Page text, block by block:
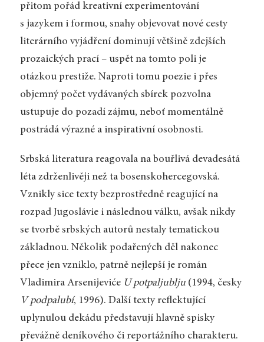
přitom pořád kreativní experimentování
s jazykem i formou, snahy objevovat nové cesty
literárního vyjádření dominují většině zdejších
prozaických prací – uspět na tomto poli je
otázkou prestiže. Naproti tomu poezie i přes
objemný počet vydávaných sbírek pozvolna
ustupuje do pozadí zájmu, neboť momentálně
postrádá výrazné a inspirativní osobnosti.
Srbská literatura reagovala na bouřlivá devadesátá
léta zdrženlivěji než ta bosenskohercegovská.
Vznikly sice texty bezprostředně reagující na
rozpad Jugoslávie i následnou válku, avšak nikdy
se tvorbě srbských autorů nestaly tematickou
základnou. Několik podařených děl nakonec
přece jen vzniklo, patrně nejlepší je román
Vladimira Arsenijeviće U potpaljublju(1994, česky
V podpalubí, 1996). Další texty reflektující
uplynulou dekádu představují hlavně spisky
převážně deníkového či reportážního charakteru.